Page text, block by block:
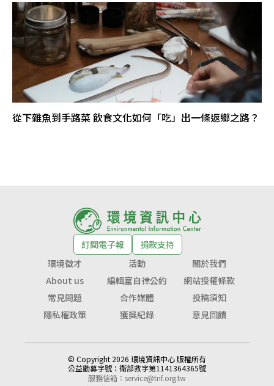
從下雜魚到手路菜 飲食文化如何「吃」出一條返鄉之路？
訂閱電子報
捐款支持
環境徵才
活動
關於我們
About us
編輯室自律公約
網站授權條款
常見問題
合作媒體
投稿須知
隱私權政策
獲獎紀錄 意見回饋
© Copyright 2026 環境資訊中心 版權所有
公益勸募字號： 衛部救字第1141364365號
服務信箱： service@tnf.org.tw